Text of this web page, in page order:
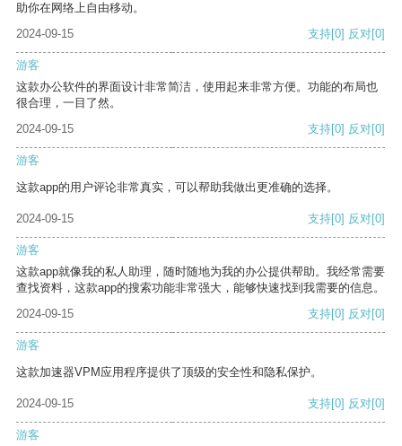
助你在网络上自由移动。
2024-09-15
支持[0] 反对[0]
游客
这款办公软件的界面设计非常简洁，使用起来非常方便。功能的布局也
很合理，一目了然。
2024-09-15
支持[0] 反对[0]
游客
这款app的用户评论非常真实，可以帮助我做出更准确的选择。
2024-09-15 支持[0] 反对[0]
游客
这款app就像我的私人助理，随时随地为我的办公提供帮助。我经常需要
查找资料，这款app的搜索功能非常强大，能够快速找到我需要的信息。
2024-09-15
支持[0] 反对[0]
游客
这款加速器VPM应用程序提供了顶级的安全性和隐私保护。
2024-09-15 支持[0] 反对[0]
游客